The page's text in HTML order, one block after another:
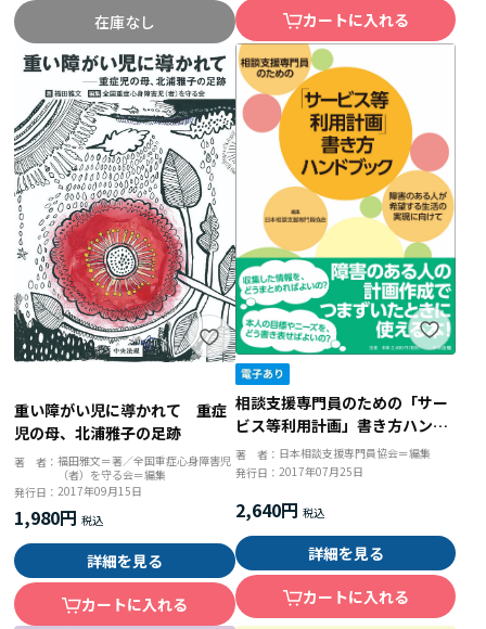
在庫なし
カートに入れる
重い障がい児に導かれて 重症
児の母、北浦雅子の足跡
著 者：福田雅文＝著／全国重症心身障害児
（者）を守る会＝編集
発行日：2017年09月15日
1,980円
詳細を見る
カートに入れる
相談支援専門員のための「サー
ビス等利用計画」書き方ハンド
ブック 障害のある人が希望す
る生活の実現に向けて
著 者： 日本相談支援専門員協会＝編集
発行日： 2017年07月25日
2,640円
詳細を見る
カートに入れる